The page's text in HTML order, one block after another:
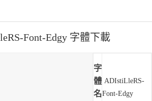
Font-Edgy 字體下載
字
體
名
ADIstiLleRS-
Font-Edgy